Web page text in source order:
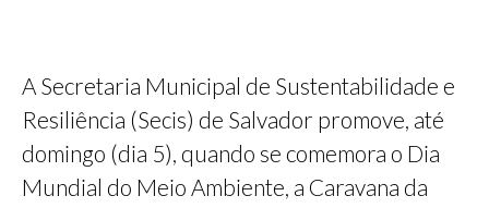
A Secretaria Municipal de Sustentabilidade e
Resiliência (Secis) de Salvador promove, até
domingo (dia 5), quando se comemora o Dia
Mundial do Meio Ambiente, a Caravana da